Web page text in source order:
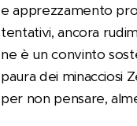
e apprezzamento
tentativi, ancora
ne è un convinto
paura dei minacciosi
per non pensare,